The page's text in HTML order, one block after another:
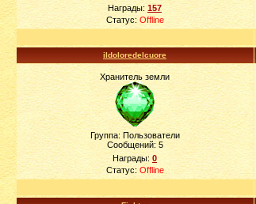
Награды: 157
Статус: Offline
ildoloredelcuore
Хранитель земли
Группа: Пользователи
Сообщений: 5
Награды: 0
Статус: Offline